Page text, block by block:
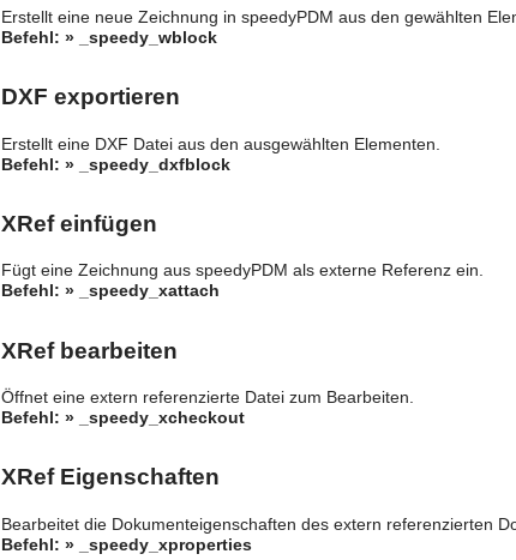
Erstellt eine neue Zeichnung in speedyPDM aus den gewählten
Befehl: » _speedy_wblock
DXF exportieren
Erstellt eine DXF Datei aus den ausgewählten Elementen.
Befehl: » _speedy_dxfblock
XRef einfügen
Fügt eine Zeichnung aus speedyPDM als externe Referenz ein.
Befehl: » _speedy_xattach
XRef bearbeiten
Öffnet eine extern referenzierte Datei zum Bearbeiten.
Befehl: » _speedy_xcheckout
XRef Eigenschaften
Bearbeitet die Dokumenteigenschaften des extern referenzierten
Befehl: » _speedy_xproperties